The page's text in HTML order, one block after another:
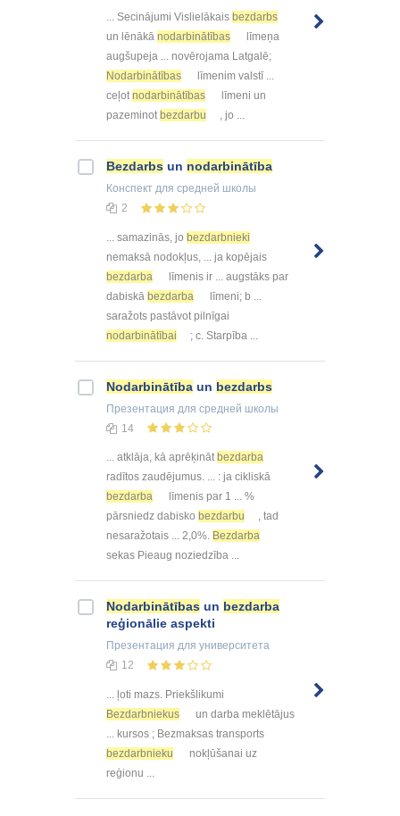
... Secinājumi Vislielākais bezdarbs
un lēnākā nodarbinātības
līmeņa
augšupeja ... novērojama Latgalē;
Nodarbinātības
līmenim valstī ...
ceļot nodarbinātības
līmeni un
pazeminot bezdarbu , jo ...
Bezdarbs un nodarbinātība
Конспект для средней школы
2
... samazinās, jo bezdarbnieki
nemaksā nodokļus, ... ja kopējais
bezdarba
līmenis ir ... augstāks par
dabiskā bezdarba
līmeni; b ...
saražots pastāvot pilnīgai
nodarbinātībai
; c. Starpība ...
Nodarbinātība un bezdarbs
Презентация для средней школы
14
... atklāja, kā aprēķināt bezdarba
radītos zaudējumus. ... : ja cikliskā
bezdarba
līmenis par 1 ... %
pārsniedz dabisko bezdarbu
, tad
nesaražotais ... 2,0%. Bezdarba
sekas Pieaug noziedzība ...
Nodarbinātības un bezdarba
reģionālie aspekti
Презентация для университета
12
... ļoti mazs. Priekšlikumi
Bezdarbniekus
un darba meklētājus
... kursos ; Bezmaksas transports
bezdarbnieku
nokļūšanai uz
reģionu ...